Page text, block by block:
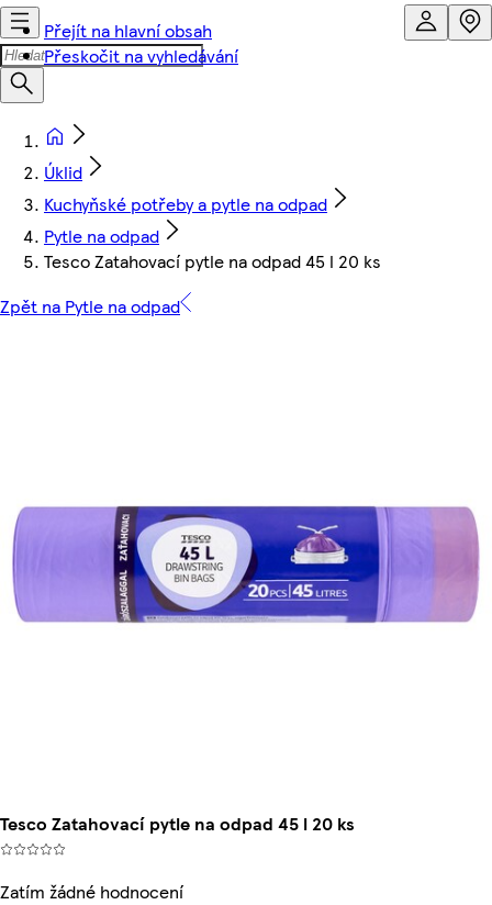
Přejít na hlavní obsah
Přeskočit na vyhledávání
Úklid
Kuchyňské potřeby a pytle na odpad
Pytle na odpad
Tesco Zatahovací pytle na odpad 45 l 20 ks
Zpět na Pytle na odpad
Tesco Zatahovací pytle na odpad 45 l 20 ks
Zatím žádné hodnocení